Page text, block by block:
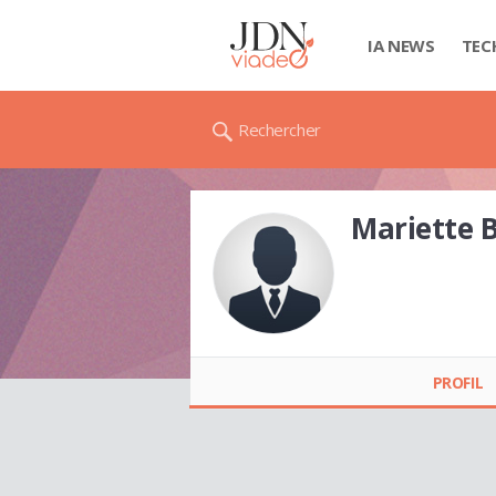
IA NEWS
Rechercher
Mariette
PROFIL